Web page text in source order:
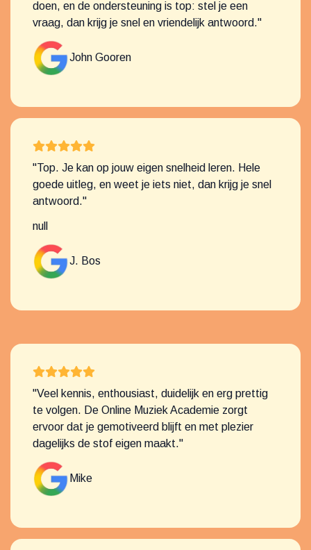
doen, en de ondersteuning is top: stel je een
vraag, dan krijg je snel en vriendelijk antwoord."
John Gooren
"Top. Je kan op jouw eigen snelheid leren. Hele
goede uitleg, en weet je iets niet, dan krijg je snel
antwoord."
null
J. Bos
"Veel kennis, enthousiast, duidelijk en erg prettig
te volgen. De Online Muziek Academie zorgt
ervoor dat je gemotiveerd blijft en met plezier
dagelijks de stof eigen maakt."
Mike